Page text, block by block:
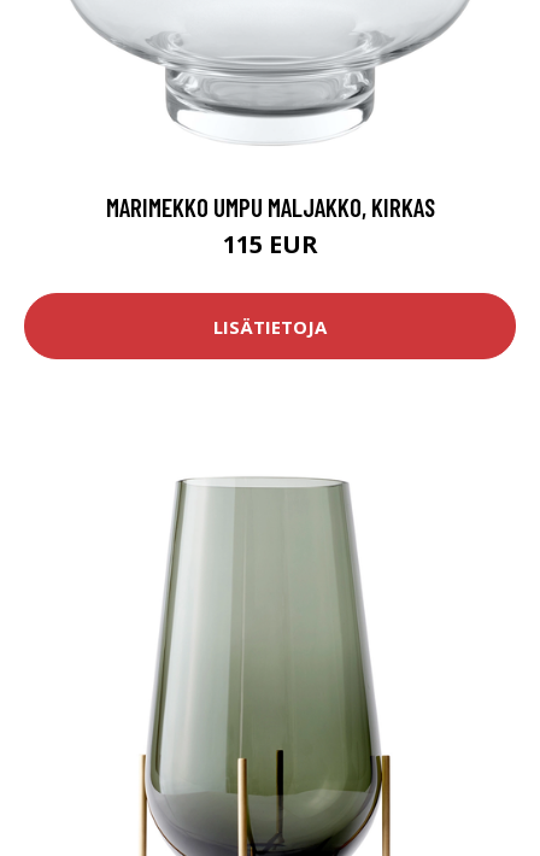
MARIMEKKO UMPU MALJAKKO, KIRKAS
115 EUR
LISÄTIETOJA